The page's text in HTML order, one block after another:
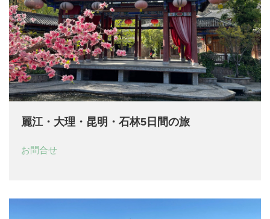
麗江・大理・昆明・石林5日間の旅
お問合せ